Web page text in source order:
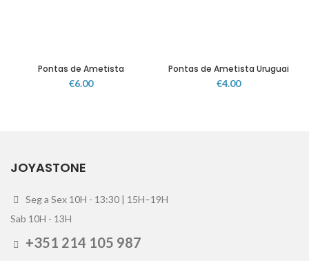
Pontas de Ametista
€6.00
Pontas de Ametista Uruguai
€4.00
JOYASTONE
Seg a Sex 10H - 13:30 | 15H–19H
Sab 10H - 13H
+351 214 105 987